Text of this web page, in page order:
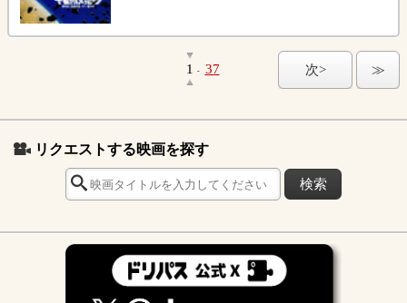
1 - 37 次> ≫
リクエストする映画を探す
検索